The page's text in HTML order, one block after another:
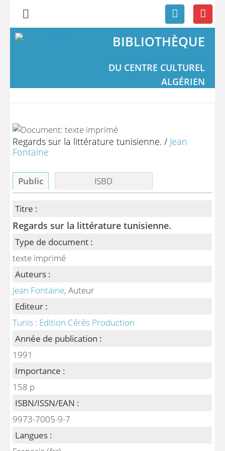
BIBLIOTHÈQUE
DU CENTRE CULTUREL
ALGÉRIEN
Regards sur la littérature tunisienne. / Jean
Fontaine
Public ISBD
Titre :
Regards sur la littérature tunisienne.
Type de document :
texte imprimé
Auteurs :
Jean Fontaine, Auteur
Editeur :
Tunis : Edition Cérès Production
Année de publication :
1991
Importance :
158 p
ISBN/ISSN/EAN :
9973-7005-9-7
Langues :